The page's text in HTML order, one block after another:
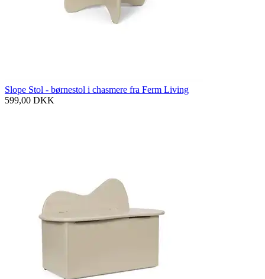
Slope Stol - børnestol i chasmere fra Ferm Living
599,00 DKK